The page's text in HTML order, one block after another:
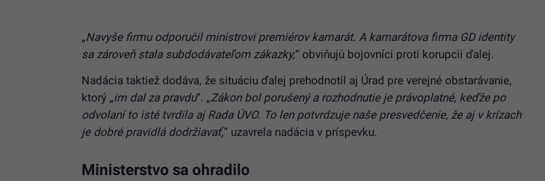
„Navyše firmu odporučil ministrovi premiérov kamarát. A kamarátova firma GD identity
sa zároveň stala subdodávateľom zákazky,“ obviňujú bojovníci proti korupcii ďalej.
Nadácia taktiež dodáva, že situáciu ďalej prehodnotil aj Úrad pre verejné obstarávanie,
ktorý „im dal za pravdu“. „Zákon bol porušený a rozhodnutie je právoplatné, keďže po
odvolaní to isté tvrdila aj Rada ÚVO. To len potvrdzuje naše presvedčenie, že aj v krízach
je dobré pravidlá dodržiavať,“ uzavrela nadácia v príspevku.
Ministerstvo sa ohradilo